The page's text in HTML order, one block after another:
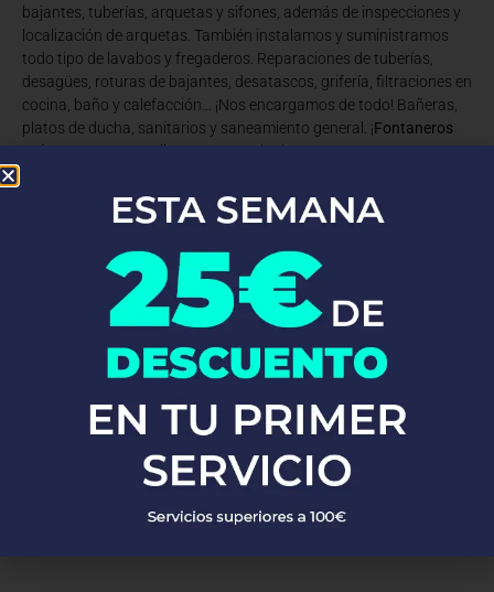
bajantes, tuberías, arquetas y sifones, además de inspecciones y
localización de arquetas. También instalamos y suministramos
todo tipo de lavabos y fregaderos. Reparaciones de tuberías,
desagües, roturas de bajantes, desatascos, grifería, filtraciones en
cocina, baño y calefacción… ¡Nos encargamos de todo! Bañeras,
platos de ducha, sanitarios y saneamiento general. ¡Fontaneros
Calonge De Segarralistos para cualquier reto!
reformas, somos los expertos que necesitas. Ofrecemos
listos para la instalación y reparación de agua y gas, calderas,
calentadores y termos, sustitución de bajantes, trabajos
verticales, reformas, impermeabilizaciones y más en Calonge De
En Fontaneros 24h en Calonge De Segarranos enorgullecemos de
ofrecemos un servicio excelente. ¡Si buscas fontaneros cerca de
, no busques más!